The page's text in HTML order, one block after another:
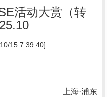
活动大赏（转
15 7:39:40]
上海·浦东